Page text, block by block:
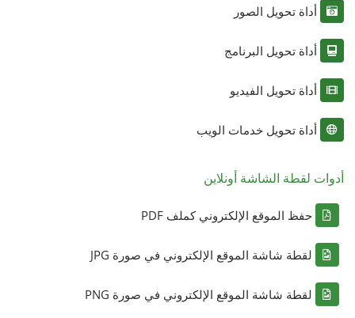
أداة تحويل الصور
أداة تحويل البرنامج
أداة تحويل الفيديو
أداة تحويل خدمات الويب
أدوات لقطة الشاشة أونلاين
حفظ الموقع الإلكتروني كملف PDF
لقطة شاشة الموقع الإلكتروني في صورة JPG
لقطة شاشة الموقع الإلكتروني في صورة PNG